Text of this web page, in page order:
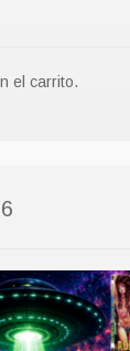
el carrito.